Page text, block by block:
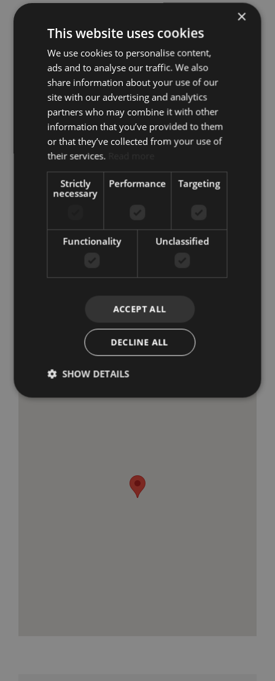
Ver todas las imágenes
Características adicionales
acondicionado
Alarma
Almacén
Armarios
empotrados
Ascensor
Balcón
Cerca de playa /
Cerca de
Cocina totalmente
equipada
Completamente
amueblado
Internet – Fibra
Recientemente
renovado
Tiendas cerca
Transporte
Marbella Centro, Marbella
×
This website uses cookies
We use cookies to personalise content,
ads and to analyse our traffic. We also
share information about your use of our
site with our advertising and analytics
partners who may combine it with other
information that you’ve provided to them
or that they’ve collected from your use of
their services.
Strictly
necessary
Performance Targeting
Functionality Unclassified
ACCEPT ALL
DECLINE ALL
SHOW DETAILS